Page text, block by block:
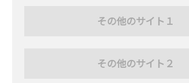
その他のサイト１
その他のサイト２